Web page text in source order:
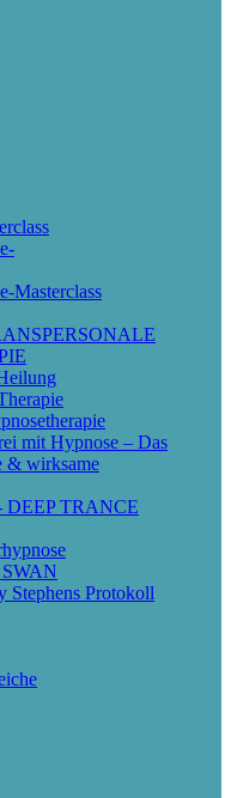
Masterclass
mit Hypnose – Das
& wirksame
TRANCE
Stephens Protokoll